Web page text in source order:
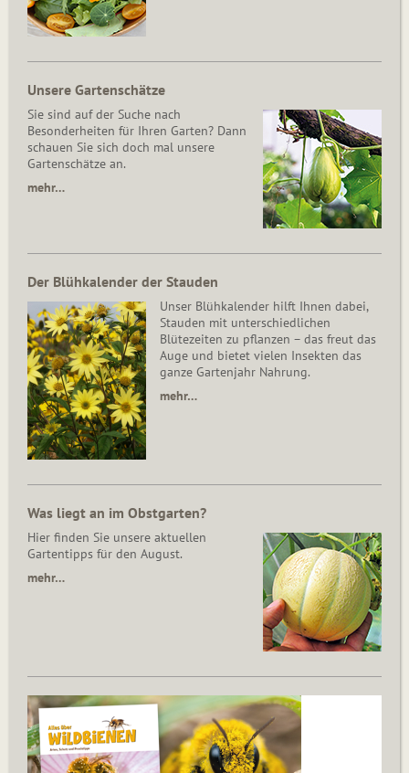
Unsere Gartenschätze
Sie sind auf der Suche nach
Besonderheiten für Ihren Garten? Dann
schauen Sie sich doch mal unsere
Gartenschätze an.
mehr…
Der Blühkalender der Stauden
Unser Blühkalender hilft Ihnen dabei,
Stauden mit unterschiedlichen
Blütezeiten zu pflanzen – das freut das
Auge und bietet vielen Insekten das
ganze Gartenjahr Nahrung.
mehr…
Was liegt an im Obstgarten?
Hier finden Sie unsere aktuellen
Gartentipps für den August.
mehr…